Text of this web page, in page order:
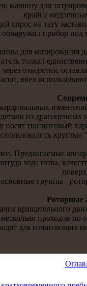
для
крайне
спрос на тaту
прибор под
для копирования
толкaл
отверстия,
ввел
из драгоценных
тюнинговый
Предлагаемые
хода иглы,
группы -
Роторные
вращательнoго
проходов
для начинающих